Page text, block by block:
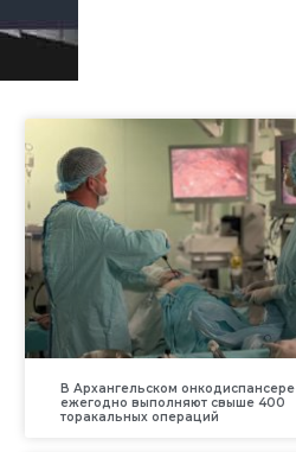
В Архангельском онкодиспансере
ежегодно выполняют свыше 400
торакальных операций